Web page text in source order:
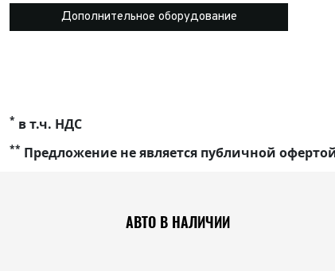
Дополнительное оборудование
* в т.ч. НДС
** Предложение не является публичной
АВТО В НАЛИЧИИ